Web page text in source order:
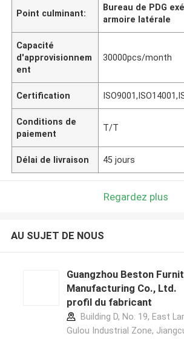
Point culminant:
Bureau de PDG
armoire latérale
Capacité
d'approvisionnem
ent
30000pcs/month
Certification
Conditions de
paiement
T/T
Délai de livraison 45 jours
Regardez plus
AU SUJET DE NOUS
Guangzhou Beston
Manufacturing Co., Ltd.
profil du fabricant
Building D, No. 19, East
Gulou Industrial Zone,